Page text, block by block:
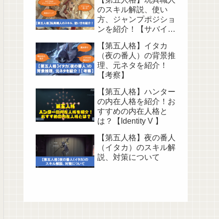
のスキル解説、使い
方、ジャンプポジショ
ンを紹介！【サバイバ
【第五人格】イタカ
（夜の番人）の背景推
理、元ネタを紹介！
【考察】
【第五人格】ハンター
の内在人格を紹介！お
すすめの内在人格と
は？【Identity V 】
【第五人格】夜の番人
（イタカ）のスキル解
説、対策について